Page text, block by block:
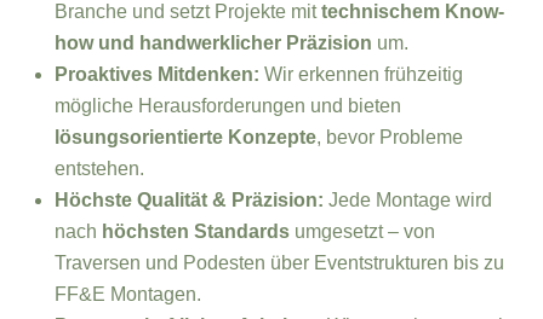
Branche und setzt Projekte mittechnischem Know-
how und handwerklicher Präzision um.
Proaktives Mitdenken: Wir erkennen frühzeitig
mögliche Herausforderungen und bieten
lösungsorientierte Konzepte, bevor Probleme
entstehen.
Höchste Qualität & Präzision: Jede Montage wird
nach höchsten Standards umgesetzt – von
Traversen und Podesten über Eventstrukturen bis zu
FF&E Montagen.